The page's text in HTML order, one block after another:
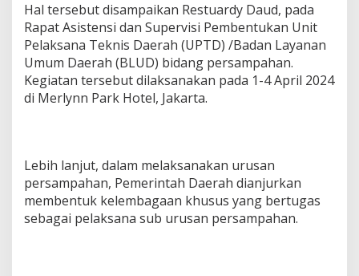
Hal tersebut disampaikan Restuardy Daud, pada
Rapat Asistensi dan Supervisi Pembentukan Unit
Pelaksana Teknis Daerah (UPTD) /Badan Layanan
Umum Daerah (BLUD) bidang persampahan.
Kegiatan tersebut dilaksanakan pada 1-4 April 2024
di Merlynn Park Hotel, Jakarta.
Lebih lanjut, dalam melaksanakan urusan
persampahan, Pemerintah Daerah dianjurkan
membentuk kelembagaan khusus yang bertugas
sebagai pelaksana sub urusan persampahan.